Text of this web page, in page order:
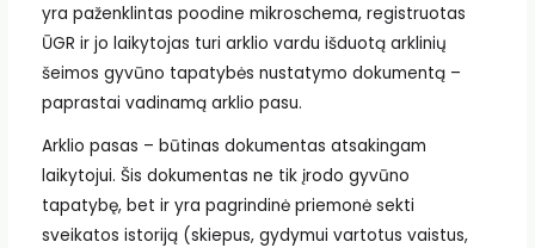
yra paženklintas poodine mikroschema, registruotas
ŪGR ir jo laikytojas turi arklio vardu išduotą arklinių
šeimos gyvūno tapatybės nustatymo dokumentą –
paprastai vadinamą arklio pasu.
Arklio pasas – būtinas dokumentas atsakingam
laikytojui. Šis dokumentas ne tik įrodo gyvūno
tapatybę, bet ir yra pagrindinė priemonė sekti
sveikatos istoriją (skiepus, gydymui vartotus vaistus,